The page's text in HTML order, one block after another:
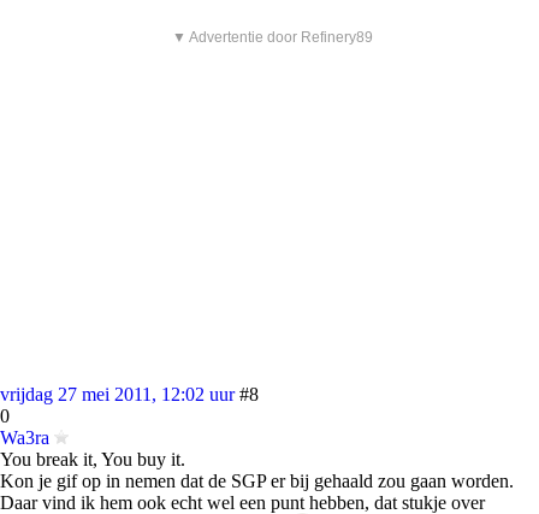
▼ Advertentie door Refinery89
vrijdag 27 mei 2011, 12:02 uur #8
0
Wa3ra
You break it, You buy it.
Kon je gif op in nemen dat de SGP er bij gehaald zou gaan worden.
Daar vind ik hem ook echt wel een punt hebben, dat stukje over